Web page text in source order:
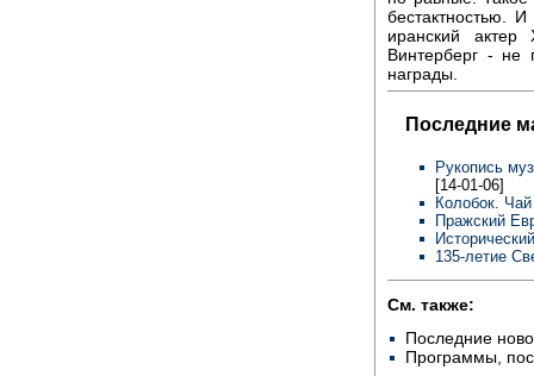
бестактностью.
иранский
Винтерберг - не
награды.
Последние
Рукопись
[14-01-06]
Колобок.
Пражский
135-летие
См. также:
Последние
Программы,